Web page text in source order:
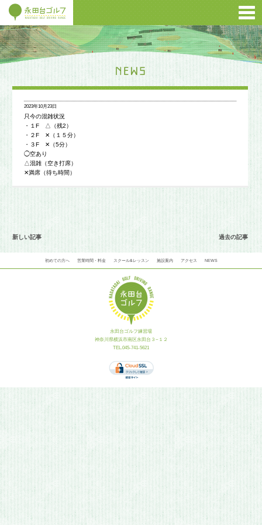
2023年10月23日
只今の混雑状況
・１F △（残2）
・２F ✕（１５分）
・３F ✕（5分）
◯空あり
△混雑（空き打席）
✕満席（待ち時間）
新しい記事 過去の記事
初めての方へ 営業時間・料金 スクール&レッスン 施設案内 アクセス NEWS
永田台ゴルフ練習場
神奈川県横浜市南区永田台３−１２
TEL.045-741-5621